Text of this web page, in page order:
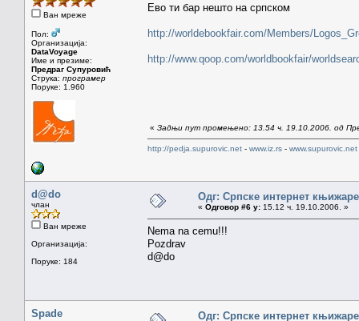
Ван мреже
Пол:
Организација:
DataVoyage
Име и презиме:
Предраг Супуровић
Струка: програмер
Поруке: 1.960
Ево ти бар нешто на српском
http://worldebookfair.com/Members/
http://www.qoop.com/worldbookfair/
« Задњи пут промењено: 13.54 ч. 19.10.2006. од
http://pedja.supurovic.net - www.iz.rs - www.supurovic.net
d@do
члан
Ван мреже
Организација:
Поруке: 184
Одг: Српске интернет
« Одговор #6 у: 15.12 ч. 19.10.2006. »
Nema na cemu!!!
Pozdrav
d@do
Spade Одг: Српске интернет